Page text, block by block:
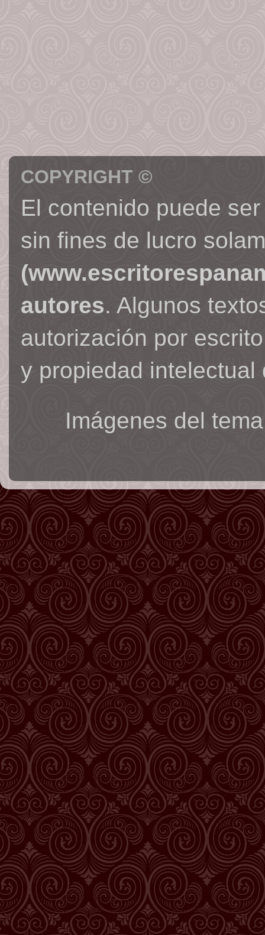
COPYRIGHT ©
El contenido puede
sin fines de lucro
autores. Algunos
autorización por
y propiedad intelectual
Imágenes del